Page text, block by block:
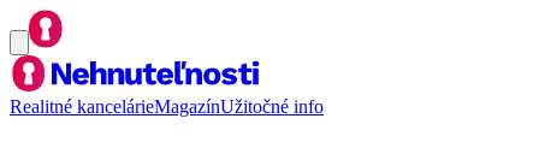
Realitné kancelárieMagazínUžitočné info